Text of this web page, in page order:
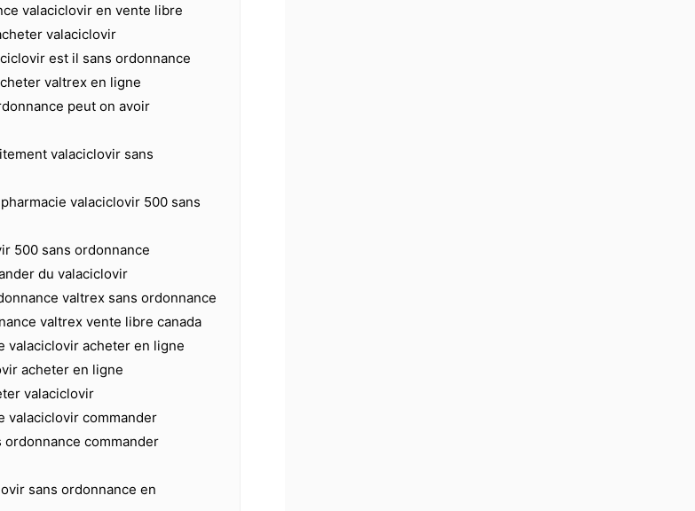
valaciclovir en vente libre
valaciclovir
est il sans ordonnance
valtrex en ligne
peut on avoir
valaciclovir sans
valaciclovir 500 sans
500 sans ordonnance
du valaciclovir
valtrex sans ordonnance
valtrex vente libre canada
valaciclovir acheter en ligne
acheter en ligne
valaciclovir
valaciclovir commander
commander
sans ordonnance en